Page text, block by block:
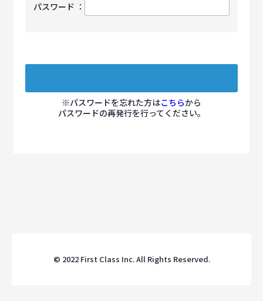
パスワード ：
※パスワードを忘れた方はこちらから
パスワードの再発行を行ってください。
© 2022 First Class Inc. All Rights Reserved.